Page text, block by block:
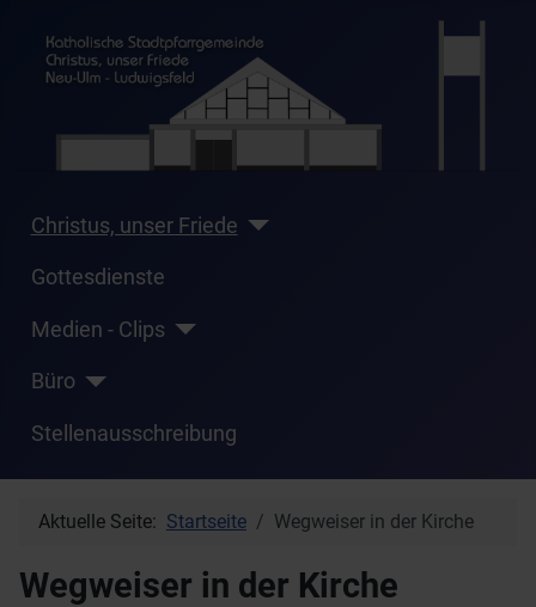
Christus, unser Friede
Gottesdienste
Medien - Clips
Büro
Stellenausschreibung
Aktuelle Seite: Startseite Wegweiser in der Kirche
Wegweiser in der Kirche